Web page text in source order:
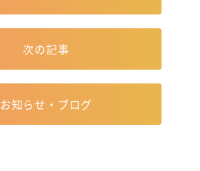
次の記事
お知らせ・ブログ